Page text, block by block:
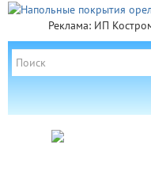
Реклама: ИП